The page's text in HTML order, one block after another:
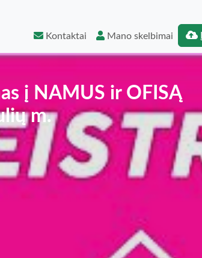
Kontaktai Mano skelbimai
į NAMUS ir OFISĄ
m.